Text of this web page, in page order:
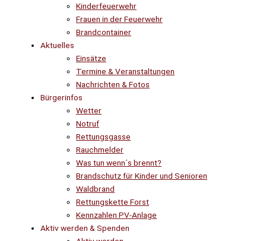
Kinderfeuerwehr
Frauen in der Feuerwehr
Brandcontainer
Aktuelles
Einsätze
Termine & Veranstaltungen
Nachrichten & Fotos
Bürgerinfos
Wetter
Notruf
Rettungsgasse
Rauchmelder
Was tun wenn´s brennt?
Brandschutz für Kinder und Senioren
Waldbrand
Rettungskette Forst
Kennzahlen PV-Anlage
Aktiv werden & Spenden